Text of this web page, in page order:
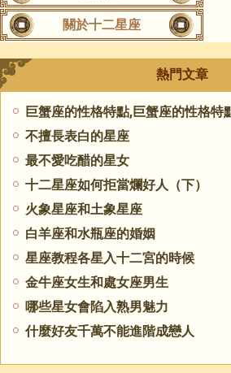
關於十二星座
熱門文章
巨蟹座的性格特點,巨蟹座的性格特
不擅長表白的星座
最不愛吃醋的星女
十二星座如何拒當爛好人（下）
火象星座和土象星座
白羊座和水瓶座的婚姻
星座教程各星入十二宮的時候
金牛座女生和處女座男生
哪些星女會陷入熟男魅力
什麼好友千萬不能進階成戀人